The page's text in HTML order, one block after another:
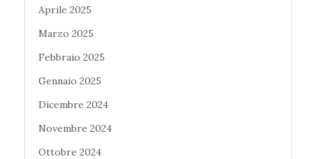
Aprile 2025
Marzo 2025
Febbraio 2025
Gennaio 2025
Dicembre 2024
Novembre 2024
Ottobre 2024